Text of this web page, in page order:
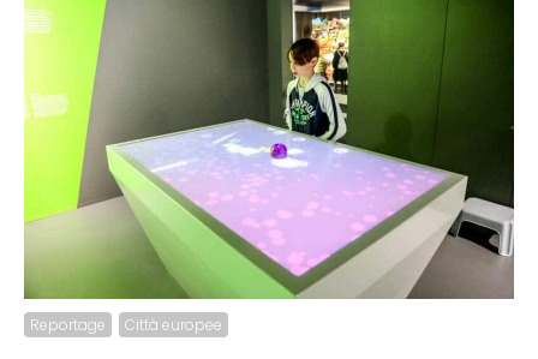
Reportage Città europee